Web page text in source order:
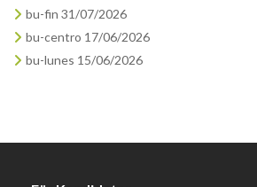
bu-fin 31/07/2026
bu-centro 17/06/2026
bu-lunes 15/06/2026